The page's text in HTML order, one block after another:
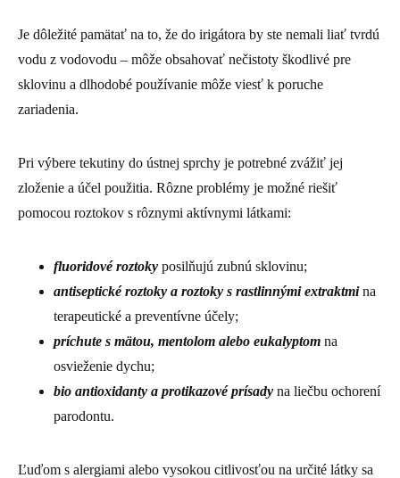
Je dôležité pamätať na to, že do irigátora by ste nemali liať tvrdú
vodu z vodovodu – môže obsahovať nečistoty škodlivé pre
sklovinu a dlhodobé používanie môže viesť k poruche
zariadenia.
Pri výbere tekutiny do ústnej sprchy je potrebné zvážiť jej
zloženie a účel použitia. Rôzne problémy je možné riešiť
pomocou roztokov s rôznymi aktívnymi látkami:
fluoridové roztoky posilňujú zubnú sklovinu;
antiseptické roztoky a roztoky s rastlinnými extraktmina
terapeutické a preventívne účely;
príchute s mätou, mentolom alebo eukalyptom na
osvieženie dychu;
bio antioxidanty a protikazové prísady na liečbu ochorení
parodontu.
Ľuďom s alergiami alebo vysokou citlivosťou na určité látky sa